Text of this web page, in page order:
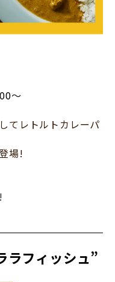
～
てレトルトカレーパ
場!
ラフィッシュ”